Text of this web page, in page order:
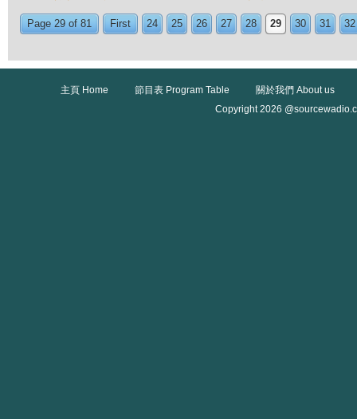
Page 29 of 81 First 24 25 26 27 28 29 30 31 32
主頁 Home 節目表 Program Table
關於我們 About us
Copyright 2026